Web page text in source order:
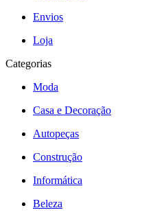
Envios
Loja
Categorias
Moda
Casa e Decoração
Autopeças
Construção
Informática
Beleza